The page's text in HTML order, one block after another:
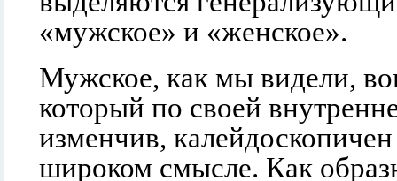
«мужское» и «женское».
Мужское, как мы видели,
который по своей
изменчив,
широком смысле. Как